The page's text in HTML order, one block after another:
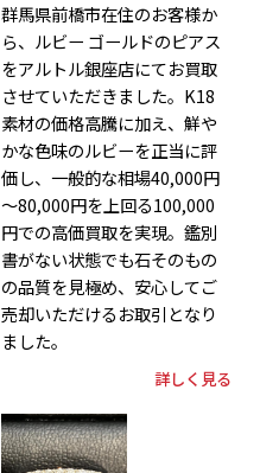
群馬県前橋市在住のお客様か
ら、ルビー ゴールドのピアス
をアルトル銀座店にてお買取
させていただきました。K18
素材の価格高騰に加え、鮮や
かな色味のルビーを正当に評
価し、一般的な相場40,000円
～80,000円を上回る100,000
円での高価買取を実現。鑑別
書がない状態でも石そのもの
の品質を見極め、安心してご
売却いただけるお取引となり
ました。
詳しく見る